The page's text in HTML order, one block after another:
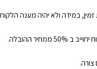
במידה ולא יהיה מענה
ההובלה.